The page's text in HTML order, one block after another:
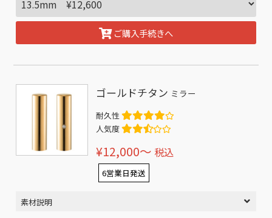
ご購入手続きへ
ゴールドチタン ミラー
耐久性
人気度
¥12,000〜 税込
6営業日発送
素材説明